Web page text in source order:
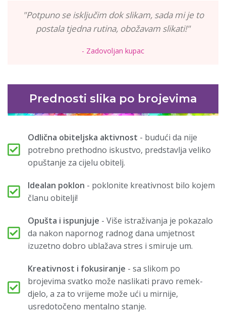
"Potpuno se isključim dok slikam, sada mi je to
postala tjedna rutina, obožavam slikati!"
- Zadovoljan kupac
Prednosti slika po brojevima
Odlična obiteljska aktivnost - budući da nije
potrebno prethodno iskustvo, predstavlja veliko
opuštanje za cijelu obitelj.
Idealan poklon - poklonite kreativnost bilo kojem
članu obitelji!
Opušta i ispunjuje - Više istraživanja je pokazalo
da nakon napornog radnog dana umjetnost
izuzetno dobro ublažava stres i smiruje um.
Kreativnost i fokusiranje - sa slikom po
brojevima svatko može naslikati pravo remek-
djelo, a za to vrijeme može ući u mirnije,
usredotočeno mentalno stanje.